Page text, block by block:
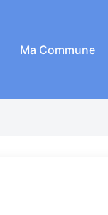
Ma Commune